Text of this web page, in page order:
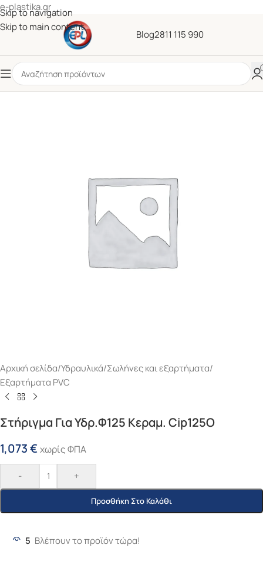
e-plastika.gr
Skip to navigation
Skip to main content
Blog2811 115 990
Αρχική σελίδα/Υδραυλικά/Σωλήνες και εξαρτήματα/
Εξαρτήματα PVC
Στήριγμα Για Υδρ.Φ125 Κεραμ. Cip125O
1,073€ χωρίς ΦΠΑ
- +
Προσθήκη Στο Καλάθι
5 Βλέπουν το προϊόν τώρα!